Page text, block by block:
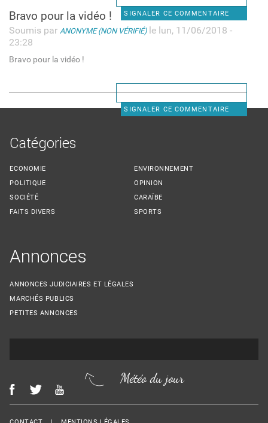
SIGNALER CE COMMENTAIRE
Bravo pour la vidéo !
Soumis par ANONYME (NON VÉRIFIÉ)le lun, 11/06/2018 -
23:28
Bravo pour la vidéo !
SIGNALER CE COMMENTAIRE
Catégories
ECONOMIE
POLITIQUE
SOCIÉTÉ
FAITS DIVERS
ENVIRONNEMENT
OPINION
CARAÏBE
SPORTS
Annonces
ANNONCES JUDICIAIRES ET LÉGALES
MARCHÉS PUBLICS
PETITES ANNONCES
Météo du jour